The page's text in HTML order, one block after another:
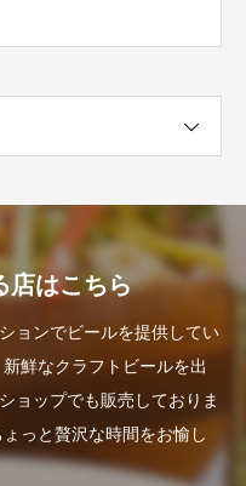
店はこちら
ョンでビールを提供してい
新鮮なクラフトビールを出
ョップでも販売しておりま
っと贅沢な時間をお愉し